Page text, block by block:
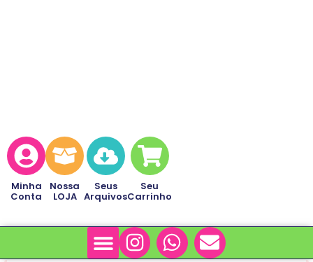
Minha
Conta
Nossa
LOJA
Seus
Arquivos
Seu
Carrinho